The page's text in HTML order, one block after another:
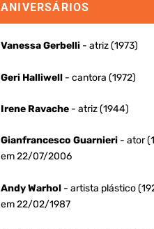
ANIVERSÁRIOS
Vanessa Gerbelli- atriz (1973)
Geri Halliwell- cantora (1972)
Irene Ravache- atriz (1944)
Gianfrancesco Guarnieri- ator
em 22/07/2006
Andy Warhol- artista plástico
em 22/02/1987